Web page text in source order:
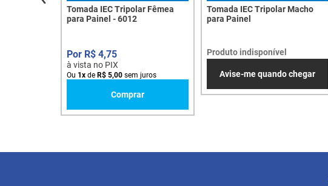
Tomada IEC Tripolar Fêmea
para Painel - 6012
R$ 4,75
à vista no PIX
Ou 1x de R$ 5,00 sem juros
Comprar
Tomada IEC Tripolar Macho
para Painel
Produto indisponível
Avise-me quando chegar